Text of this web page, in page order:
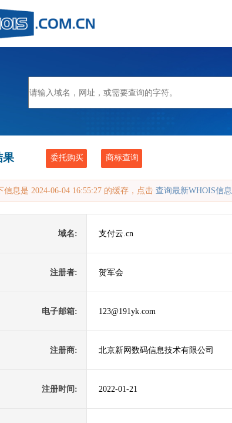
果 委托购买 商标查询
信息是 2024-06-04 16:55:27 的缓存，点击 查询最新WHOIS信息
域名: 支付云.cn
注册者: 贺军会
电子邮箱: 123@191yk.com
注册商: 北京新网数码信息技术有限公司
注册时间: 2022-01-21